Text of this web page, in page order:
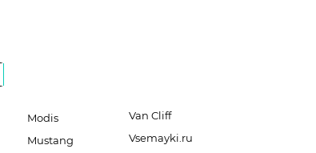
Modis
Mustang
Van Cliff
Vsemayki.ru